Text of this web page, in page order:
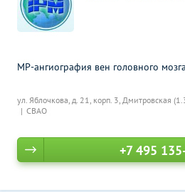
ул. Яблочкова, д. 21, корп. 3, Дмитровская
СВАО
МР-ангиография вен головного мозга
+7 495